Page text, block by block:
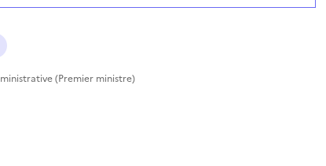
(Premier ministre)